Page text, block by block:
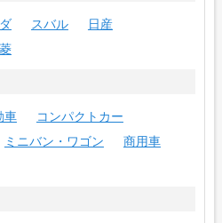
スバル
日産
車
コンパクトカー
ミニバン・ワゴン
商用車